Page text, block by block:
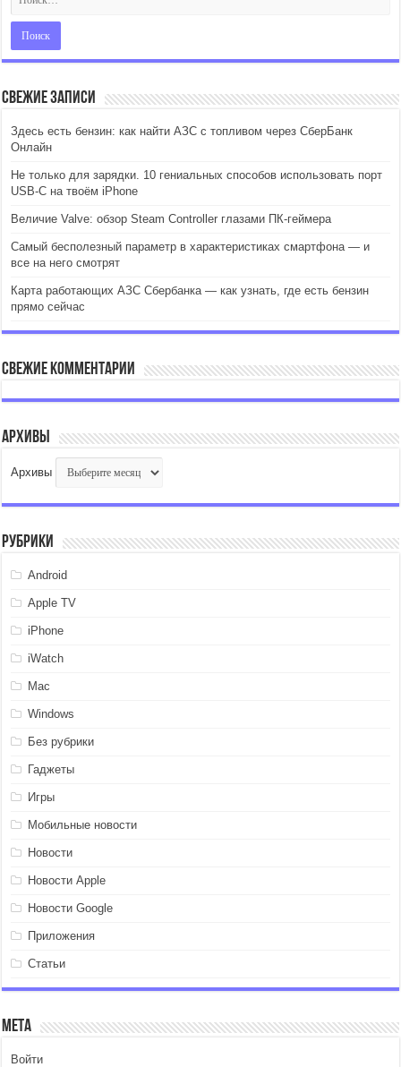
Свежие записи
Здесь есть бензин: как найти АЗС с топливом через СберБанк
Онлайн
Не только для зарядки. 10 гениальных способов использовать порт
USB-C на твоём iPhone
Величие Valve: обзор Steam Controller глазами ПК-геймера
Самый бесполезный параметр в характеристиках смартфона — и
все на него смотрят
Карта работающих АЗС Сбербанка — как узнать, где есть бензин
прямо сейчас
Свежие комментарии
Архивы
Архивы
Рубрики
Android
Apple TV
iPhone
iWatch
Mac
Windows
Без рубрики
Гаджеты
Игры
Мобильные новости
Новости
Новости Apple
Новости Google
Приложения
Статьи
Мета
Войти